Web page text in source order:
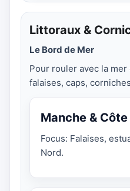
Littoraux &
Le Bord de Mer
Pour rouler avec la
falaises, caps,
Manche &
Focus: Falaises,
Nord.